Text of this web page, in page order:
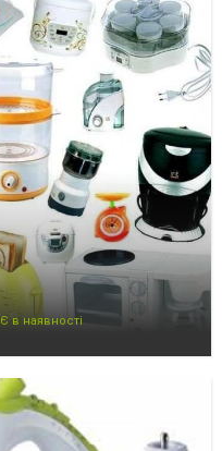
Є в наявності